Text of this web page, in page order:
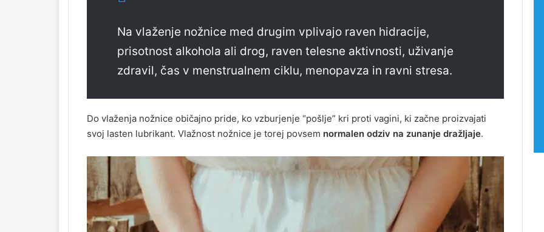
Na vlaženje nožnice med drugim vplivajo raven hidracije,
prisotnost alkohola ali drog, raven telesne aktivnosti, uživanje
zdravil, čas v menstrualnem ciklu, menopavza in ravni stresa.
Do vlaženja nožnice običajno pride, ko vzburjenje “pošlje” kri proti vagini, ki začne proizvajati
svoj lasten lubrikant. Vlažnost nožnice je torej povsem normalen odziv na zunanje dražljaje.